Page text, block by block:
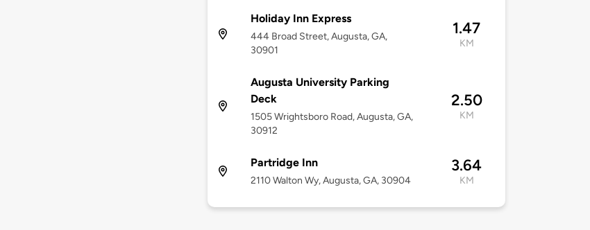
Holiday Inn Express
444 Broad Street, Augusta, GA,
30901
1.47
KM
Augusta University Parking
Deck
1505 Wrightsboro Road, Augusta, GA,
30912
2.50
KM
Partridge Inn
2110 Walton Wy, Augusta, GA, 30904
3.64
KM